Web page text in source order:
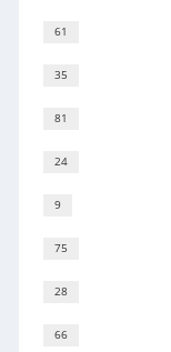
61
35
81
24
9
75
28
66